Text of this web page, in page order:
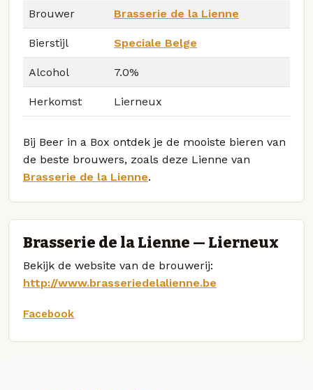
Brouwer Brasserie de la Lienne
Bierstijl Speciale Belge
Alcohol 7.0%
Herkomst Lierneux
Bij Beer in a Box ontdek je de mooiste bieren van
de beste brouwers, zoals deze Lienne van
Brasserie de la Lienne.
Brasserie de la Lienne — Lierneux
Bekijk de website van de brouwerij:
http://www.brasseriedelalienne.be
Facebook